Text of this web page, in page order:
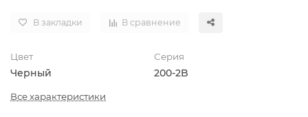
В закладки В сравнение
Цвет
Черный
Серия
200-2B
Все характеристики